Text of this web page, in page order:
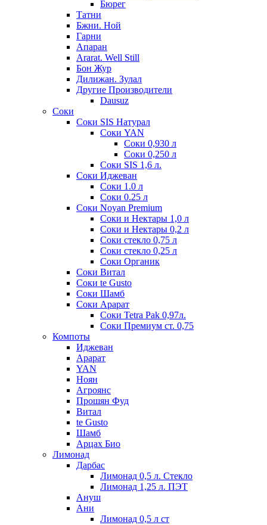
Бюрег
Татни
Бжни. Ной
Гарни
Апаран
Ararat. Well Still
Бон Жур
Дилижан. Зулал
Другие Производители
Dausuz
Соки
Соки SIS Натурал
Соки YAN
Соки 0,930 л
Соки 0,250 л
Соки SIS 1,6 л.
Соки Иджеван
Соки 1.0 л
Соки 0.25 л
Соки Noyan Premium
Соки и Нектары 1,0 л
Соки и Нектары 0,2 л
Соки стекло 0,75 л
Соки стекло 0,25 л
Соки Органик
Соки Витал
Соки te Gusto
Соки Шамб
Соки Арарат
Соки Tetra Pak 0,97л.
Соки Премиум ст. 0,75
Компоты
Иджеван
Арарат
YAN
Ноян
Агроянс
Прошян Фуд
Витал
te Gusto
Шамб
Арцах Био
Лимонад
Дарбас
Лимонад 0,5 л. Стекло
Лимонад 1,25 л. ПЭТ
Ануш
Ани
Лимонад 0,5 л ст